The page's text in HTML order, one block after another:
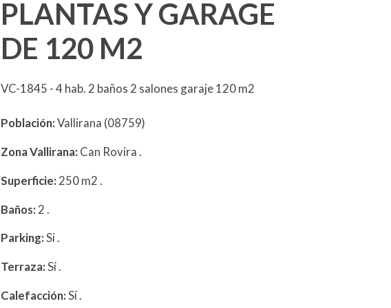
PLANTAS Y GARAGE
DE 120 M2
VC-1845 - 4 hab. 2 baños 2 salones garaje 120 m2
Población: Vallirana (08759)
Zona Vallirana: Can Rovira.
Superficie: 250 m2.
Baños: 2.
Parking: Si.
Terraza: Sí.
Calefacción: Sí.